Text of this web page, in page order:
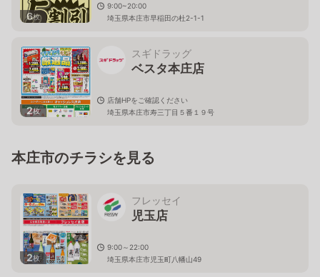
6枚
9:00~20:00
埼玉県本庄市早稲田の杜2-1-1
2枚
スギドラッグ
ベスタ本庄店
店舗HPをご確認ください
埼玉県本庄市寿三丁目５番１９号
本庄市のチラシを見る
2枚
フレッセイ
児玉店
9:00～22:00
埼玉県本庄市児玉町八幡山49